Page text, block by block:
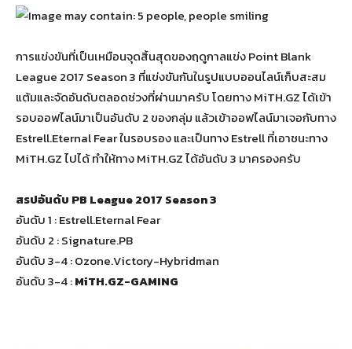
การแข่งขันที่เป็นเหมือนจุดสิ้นสุดของฤดูกาลแข่ง Point Blank
League 2017 Season 3 ที่แข่งขันกันในรูปแบบออนไลน์เก็บสะสม
แต้มและจัดอันดับตลอดช่วงที่ผ่านมาครับ โดยทาง MiTH.GZ ได้เข้า
รอบออฟไลน์มาเป็นอันดับ 2 ของกลุ่ม แล้วเข้าออฟไลน์มาเจอกับทาง
Estrell.Eternal Fear ในรอบรอง และเป็นทาง Estrell ที่เอาชนะทาง
MiTH.GZ ไปได้ ทำให้ทาง MiTH.GZ ได้อันดับ 3 มาครองครับ
สรปอันดับ PB League 2017 Season 3
อันดับ 1 : Estrell.Eternal Fear
อันดับ 2 : Signature.PB
อันดับ 3-4 : Ozone.Victory-Hybridman
อันดับ 3-4 :MiTH.GZ-GAMING